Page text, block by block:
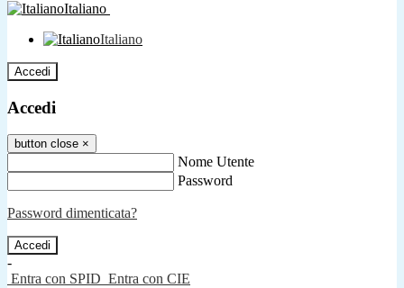
Italiano
Italiano
Accedi
Accedi
button close ×
Nome Utente
Password
Password dimenticata?
-
Entra con SPID Entra con CIE